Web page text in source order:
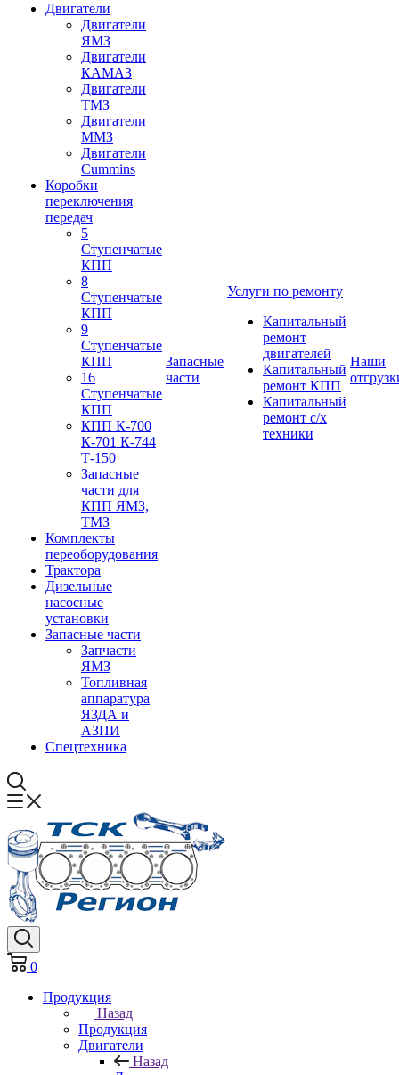
Двигатели
Двигатели
ЯМЗ
Двигатели
КАМАЗ
Двигатели
ТМЗ
Двигатели
ММЗ
Двигатели
Cummins
Коробки
переключения
передач
5
Ступенчатые
КПП
8
Ступенчатые
КПП
9
Ступенчатые
КПП
16
Ступенчатые
КПП
КПП К-700
К-701 К-744
Т-150
Запасные
части для
КПП ЯМЗ,
ТМЗ
Комплекты
переоборудования
Трактора
Дизельные
насосные
установки
Запасные части
Запчасти
ЯМЗ
Топливная
аппаратура
ЯЗДА и
АЗПИ
Спецтехника
Запасные
части
Услуги по ремонту
Капитальный
ремонт
двигателей
Капитальный
ремонт КПП
Капитальный
ремонт с/х
техники
Наши
0
Продукция
Назад
Продукция
Двигатели
Назад